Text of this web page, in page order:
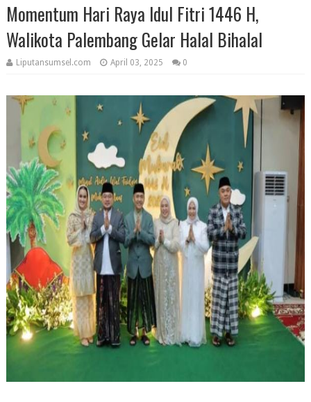
Momentum Hari Raya Idul Fitri 1446 H,
Walikota Palembang Gelar Halal Bihalal
Liputansumsel.com April 03, 2025 0